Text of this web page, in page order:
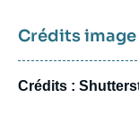
Crédits image
Crédits :